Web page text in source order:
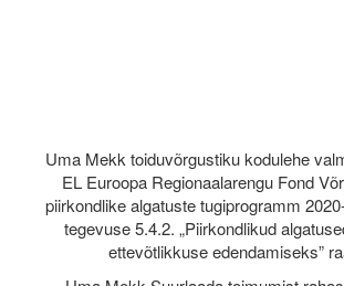
Uma Mekk toiduvõrgustiku kodulehe
EL Euroopa Regionaalarengu Fond
piirkondlike algatuste tugiprogramm
tegevuse 5.4.2. „Piirkondlikud
ettevõtlikkuse edendamiseks”